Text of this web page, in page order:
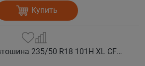
Купить
COMFORSER Автошина 235/50 R18 101H XL CF1100 RWL лето